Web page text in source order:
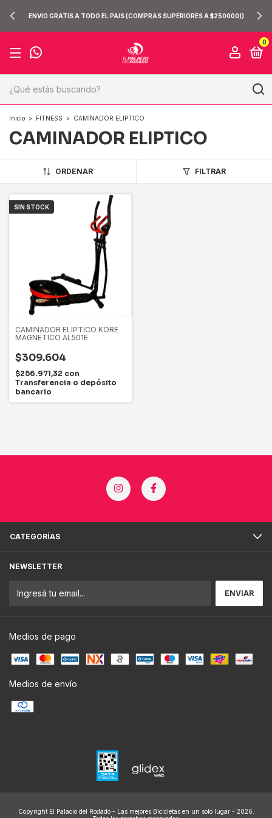
ENVIO GRATIS A TODO EL PAIS (COMPRAS SUPERIORES A $250000))
0
Inicio > FITNESS > CAMINADOR ELIPTICO
CAMINADOR ELIPTICO
ORDENAR FILTRAR
SIN STOCK
CAMINADOR ELIPTICO KORE
MAGNETICO AL501E
$309.604
$256.971,32 con
Transferencia o depósito
bancario
CATEGORÍAS
NEWSLETTER
Medios de pago
Medios de envío
Copyright El Palacio del Rodado - Las mejores Bicicletas en un solo lugar - 2026.